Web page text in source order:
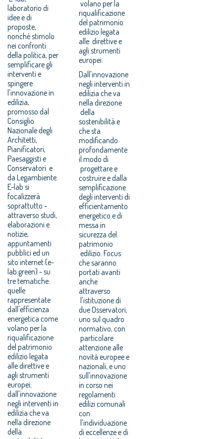
laboratorio di
idee e di
proposte,
nonché stimolo
nei confronti
della politica, per
semplificare gli
interventi e
spingere
l'innovazione in
edilizia,
promosso dal
Consiglio
Nazionale degli
Architetti,
Pianificatori,
Paesaggisti e
Conservatori e
da Legambiente.
E-lab si
focalizzerà
soprattutto -
attraverso studi,
elaborazioni e
notizie,
appuntamenti
pubblici ed un
sito internet (e-
lab.green) - su
tre tematiche:
quelle
rappresentate
dall'efficienza
energetica come
volano per la
riqualificazione
del patrimonio
edilizio legata
alle direttive e
agli strumenti
europei;
dall'innovazione
negli interventi in
edilizia che va
nella direzione
della
volano per la
riqualificazione
del patrimonio
edilizio legata
alle direttive e
agli strumenti
europei.
Dall'innovazione
negli interventi in
edilizia che va
nella direzione
della
sostenibilità e
che sta
modificando
profondamente
il modo di
progettare e
costruire e dalla
semplificazione
degli interventi di
efficientamento
energetico e di
messa in
sicurezza del
patrimonio
edilizio. Focus
che saranno
portati avanti
anche
attraverso
l'istituzione di
due Osservatori,
uno sul quadro
normativo, con
particolare
attenzione alle
novità europee e
nazionali, e uno
sull'innovazione
in corso nei
regolamenti
edilizi comunali
con
l'individuazione
di eccellenze e di